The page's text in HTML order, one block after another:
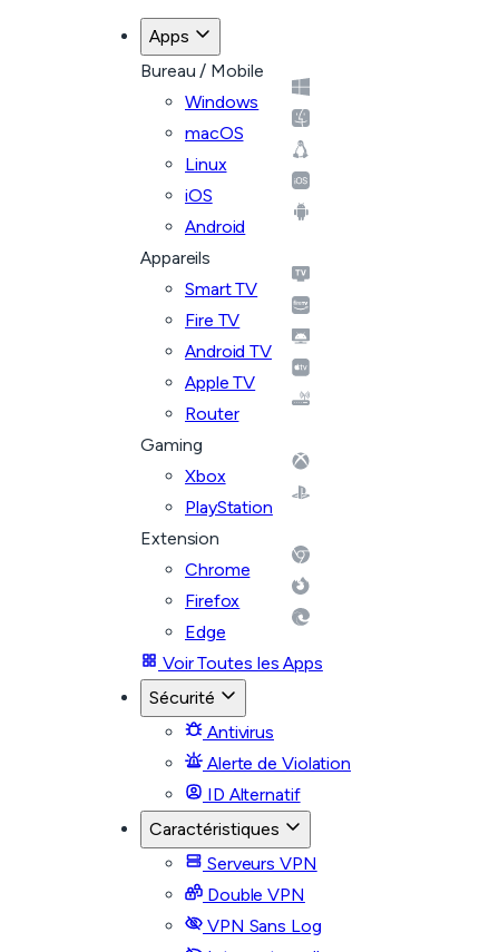
Apps
Bureau / Mobile
Windows
macOS
Linux
iOS
Android
Appareils
Smart TV
Fire TV
Android TV
Apple TV
Router
Gaming
Xbox
PlayStation
Extension
Chrome
Firefox
Edge
Voir Toutes les Apps
Sécurité
Antivirus
Alerte de Violation
ID Alternatif
Caractéristiques
Serveurs VPN
Double VPN
VPN Sans Log